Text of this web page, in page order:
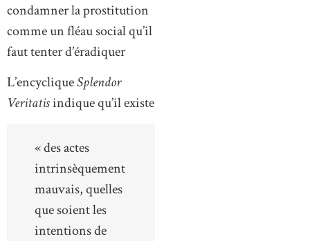
condamner la prostitution
comme un fléau social qu’il
faut tenter d’éradiquer
L’encycliqueSplendor
Veritatisindique qu’il existe
« des actes
intrinsèquement
mauvais, quelles
que soient les
intentions de